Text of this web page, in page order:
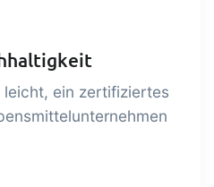
leicht, ein zertifiziertes